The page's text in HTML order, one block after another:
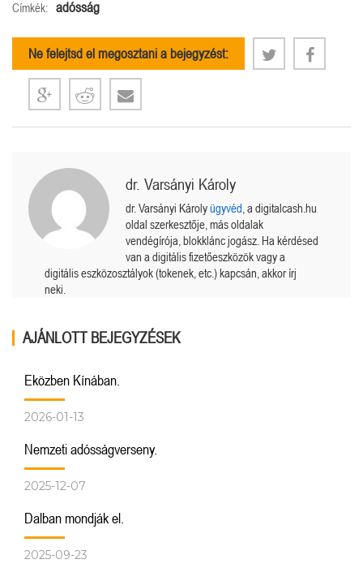
Címkék: adósság
Ne felejtsd el megosztani a bejegyzést:
dr. Varsányi Károly
dr. Varsányi Károlyügyvéd , a digitalcash.hu
oldal szerkesztője, más oldalak
vendégírója, blokklánc jogász. Ha kérdésed
van a digitális fizetőeszközök vagy a
digitális eszközosztályok (tokenek, etc.) kapcsán, akkor írj
neki.
AJÁNLOTT BEJEGYZÉSEK
Eközben Kínában.
2026-01-13
Nemzeti adósságverseny.
2025-12-07
Dalban mondják el.
2025-09-23